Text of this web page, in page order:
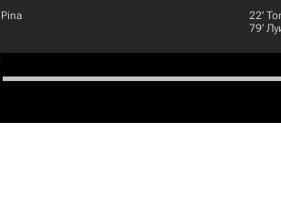
Pina 22‎’‎
79‎’‎